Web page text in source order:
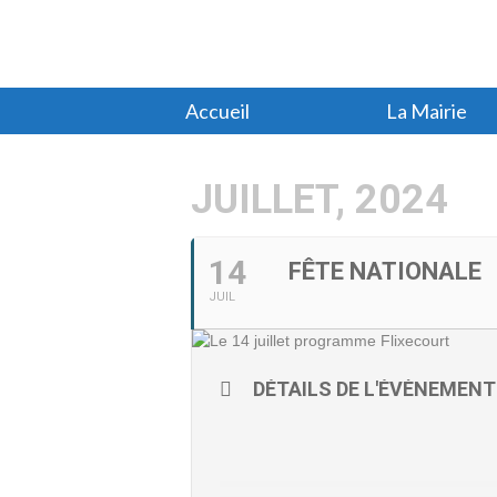
Accueil La Mairie
JUILLET, 2024
14
JUIL
FÊTE NATIONALE
DÉTAILS DE L'ÉVÈNEMENT